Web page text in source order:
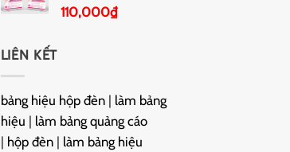
110,000₫
LIÊN KẾT
bảng hiệu hộp đèn| làm bảng
hiệu | làm bảng quảng cáo
| hộp đèn| làm bảng hiệu